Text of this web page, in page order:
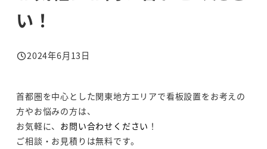
い！
投稿日
2024年6月13日
首都圏を中心とした関東地方エリアで看板設置をお考えの
方やお悩みの方は、
お気軽に、 お問い合わせください ！
ご相談・お見積りは無料です。